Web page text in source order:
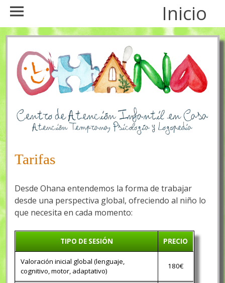
Inicio
Tarifas
Desde Ohana entendemos la forma de trabajar
desde una perspectiva global, ofreciendo al niño lo
que necesita en cada momento:
TIPO DE SESIÓN PRECIO
Valoración inicial global (lenguaje,
cognitivo, motor, adaptativo)
180€